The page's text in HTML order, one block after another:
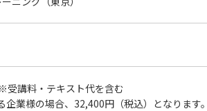
講料・テキスト代を含む
業様の場合、32,400円（税込）となります。